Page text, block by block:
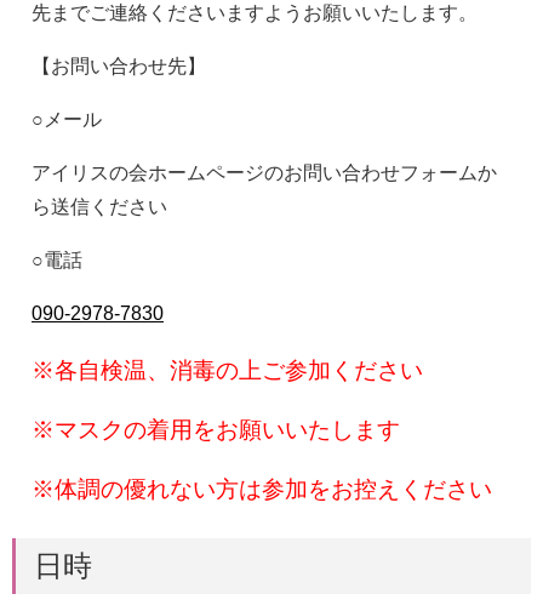
先までご連絡くださいますようお願いいたします。
【お問い合わせ先】
○メール
アイリスの会ホームページのお問い合わせフォームか
ら送信ください
○電話
090-2978-7830
※各自検温、消毒の上ご参加ください
※マスクの着用をお願いいたします
※体調の優れない方は参加をお控えください
日時